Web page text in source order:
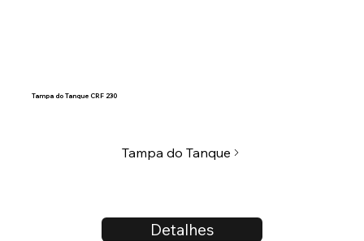
Tampa do Tanque CRF 230
Detalhes
Tampa do Tanque